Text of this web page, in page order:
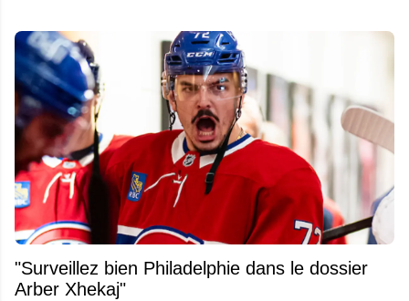
"Surveillez bien Philadelphie dans le dossier
Arber Xhekaj"